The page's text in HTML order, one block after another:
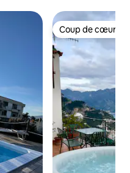
Coup de cœur
Coup de cœur